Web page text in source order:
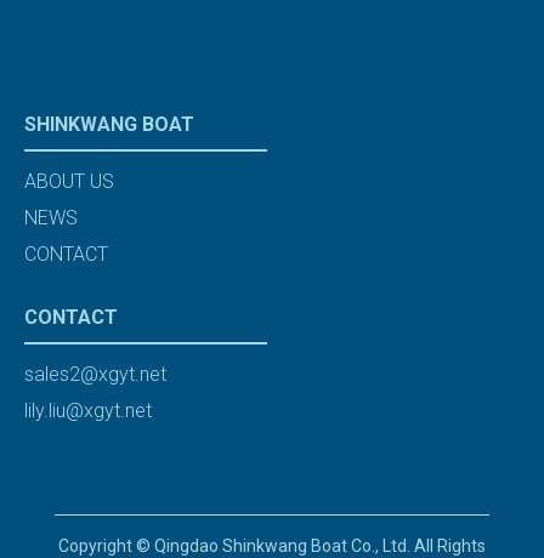
SHINKWANG BOAT
ABOUT US
NEWS
CONTACT
CONTACT
sales2@xgyt.net
lily.liu@xgyt.net
Copyright © Qingdao Shinkwang Boat Co., Ltd. All Rights